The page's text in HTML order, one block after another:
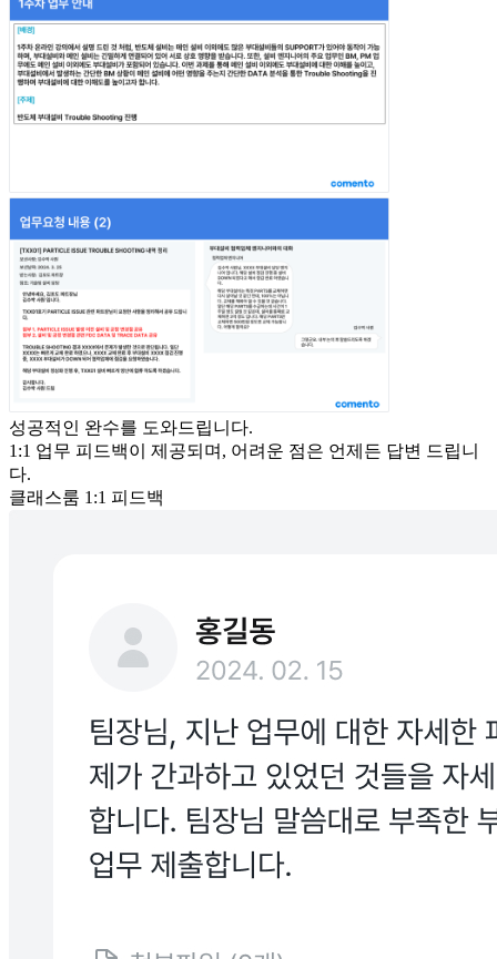
성공적인 완수를 도와드립니다.
1:1 업무 피드백이 제공되며, 어려운 점은 언제든 답변 드립니
다.
클래스룸 1:1 피드백